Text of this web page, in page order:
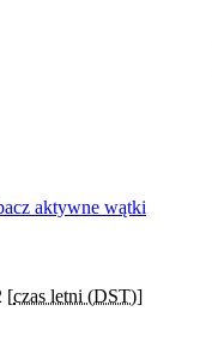
aktywne wątki
[czas letni (DST)]